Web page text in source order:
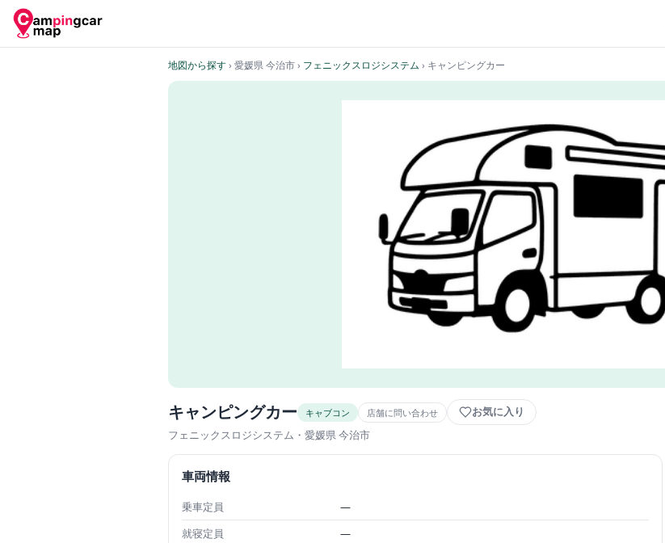
地図から探す› 愛媛県 今治市› フェニックスロジシステム › キャンピングカー
キャンピングカー キャブコン 店舗に問い合わせ お気に入り
フェニックスロジシステム ・愛媛県 今治市
車両情報
乗車定員
—
就寝定員
—